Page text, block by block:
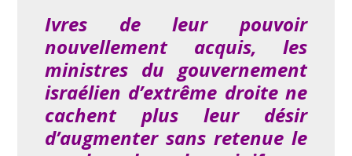
Ivres de leur pouvoir
nouvellement acquis, les
ministres du gouvernement
israélien d’extrême droite ne
cachent plus leur désir
d’augmenter sans retenue le